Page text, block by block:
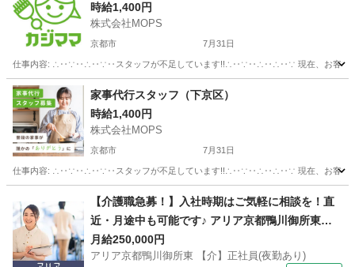
時給1,400円
株式会社MOPS
京都市 7月31日
仕事内容: ∴‥∵‥∴‥∵‥スタッフが不足しています!!∴‥∵‥∴‥∴‥∵ 現在、お客様から多
京都 京都市 ホームヘルパー スタッフ
家事代行スタッフ（下京区）
時給1,400円
株式会社MOPS
京都市 7月31日
仕事内容: ∴‥∵‥∴‥∵‥スタッフが不足しています!!∴‥∵‥∴‥∴‥∵ 現在、お客様から多
ホームヘルパー スタッフ
【介護職急募！】入社時期はご気軽に相談を！直
近・月途中も可能です♪ アリア京都鴨川御所東
【介】正社員(夜勤あり) 老人介護施設スタッフ
月給250,000円
アリア京都鴨川御所東 【介】正社員(夜勤あり)